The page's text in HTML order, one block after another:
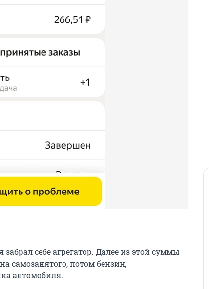
себе агрегатор. Далее из этой суммы
самозанятого, потом бензин,
автомобиля.